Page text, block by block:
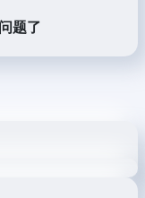
题了